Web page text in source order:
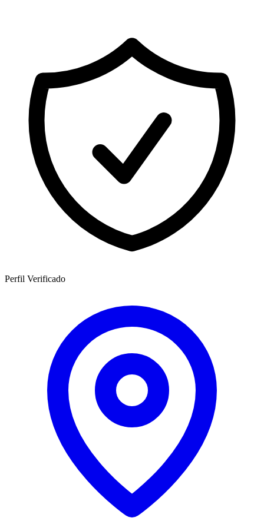
Perfil Verificado